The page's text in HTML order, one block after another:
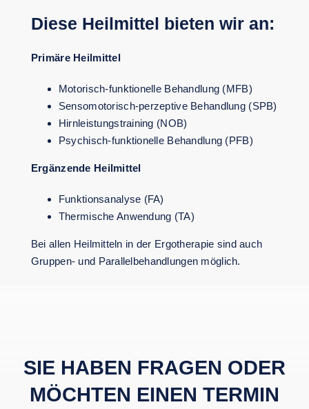
Diese Heilmittel bieten wir an:
Primäre Heilmittel
Motorisch-funktionelle Behandlung (MFB)
Sensomotorisch-perzeptive Behandlung (SPB)
Hirnleistungstraining (NOB)
Psychisch-funktionelle Behandlung (PFB)
Ergänzende Heilmittel
Funktionsanalyse (FA)
Thermische Anwendung (TA)
Bei allen Heilmitteln in der Ergotherapie sind auch
Gruppen- und Parallelbehandlungen möglich.
SIE HABEN FRAGEN ODER
MÖCHTEN EINEN TERMIN